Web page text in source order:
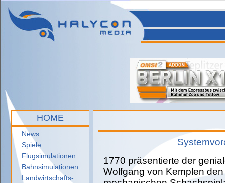
HOME
News
Spiele
Flugsimulationen
Bahnsimulationen
Landwirtschafts-
1770 präsentierte der
Wolfgang von Kemplen